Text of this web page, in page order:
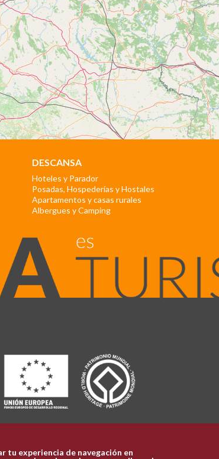
DESCANSA
Hoteles y Parador
Posadas, Hospederías y Hostales
Apartamentos y casas rurales
Albergues y Camping
tu experiencia de navegación en